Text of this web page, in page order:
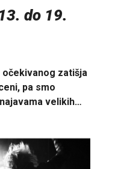
do 19.
zatišja
pa smo
velikih…